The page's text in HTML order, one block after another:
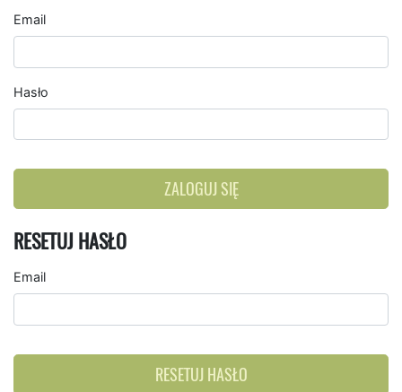
Email
Hasło
ZALOGUJ SIĘ
RESETUJ HASŁO
Email
RESETUJ HASŁO